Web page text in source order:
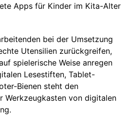
Apps für Kinder im Kita-Alter
bei der Umsetzung
Utensilien zurückgreifen,
spielerische Weise anregen
Lesestiften, Tablet-
Bienen steht den
Werkzeugkasten von digitalen